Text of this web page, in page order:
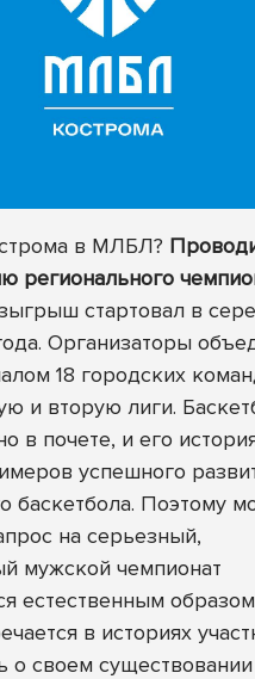
в МЛБЛ?
регионального
стартовал в
Организаторы
18 городских
и вторую лиги.
в почете, и его
успешного
баскетбола. Поэтому
на серьезный,
мужской чемпионат
естественным
в историях
о своем